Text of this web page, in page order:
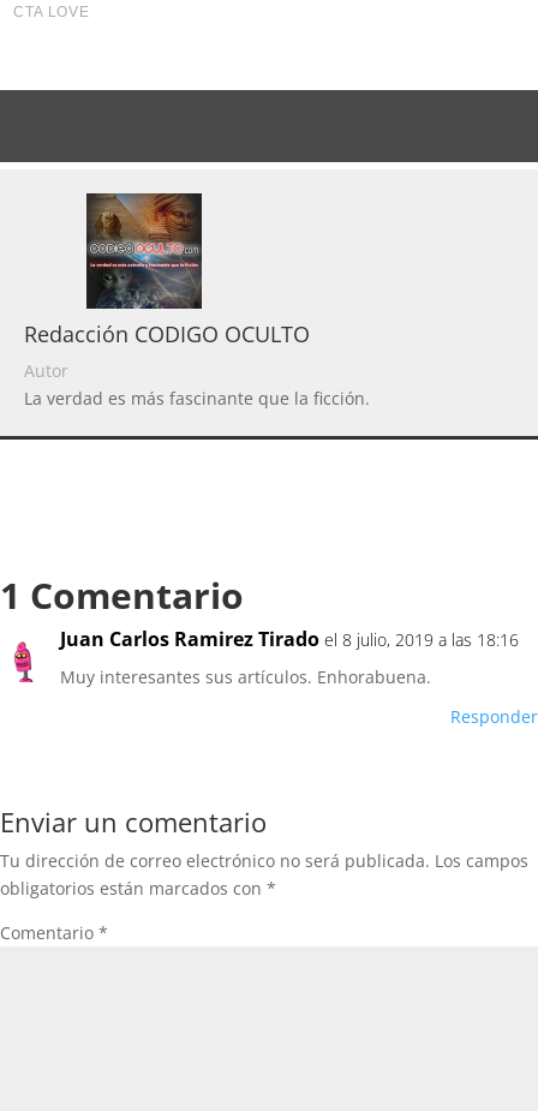
Redacción CODIGO OCULTO
Autor
La verdad es más fascinante que la ficción.
1 Comentario
Juan Carlos Ramirez Tirado el 8 julio, 2019 a las 18:16
Muy interesantes sus artículos. Enhorabuena.
Responder
Enviar un comentario
Tu dirección de correo electrónico no será publicada. Los campos
obligatorios están marcados con *
Comentario *